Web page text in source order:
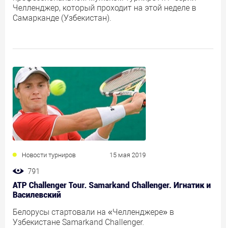
Челленджер, который проходит на этой неделе в
Самарканде (Узбекистан).
Новости турниров 15 мая 2019
791
ATP Challenger Tour. Samarkand Challenger. Игнатик и
Василевский
Белорусы стартовали на «Челленджере» в
Узбекистане Samarkand Challenger.